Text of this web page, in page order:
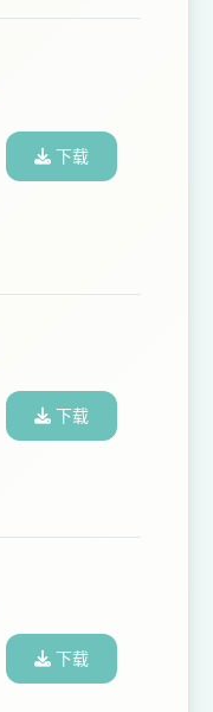
下载
下载
下载